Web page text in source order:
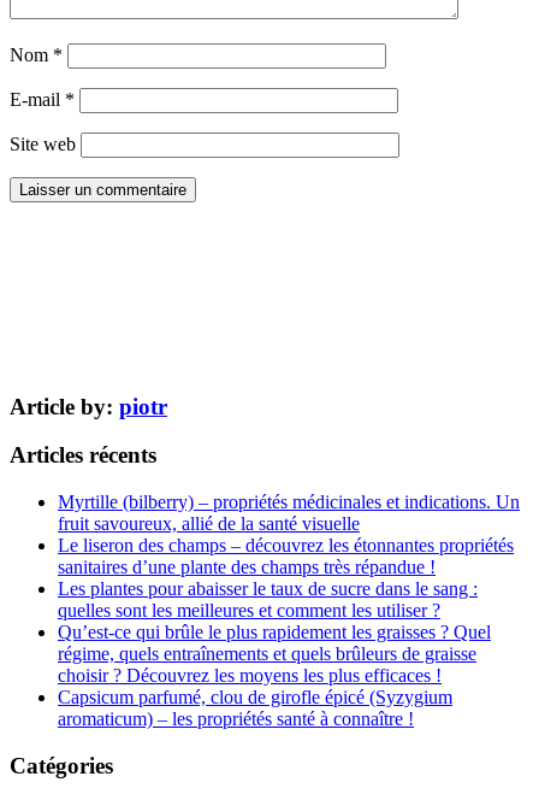
Nom *
E-mail *
Site web
Article by: piotr
Articles récents
Myrtille (bilberry) – propriétés médicinales et indications. Un
fruit savoureux, allié de la santé visuelle
Le liseron des champs – découvrez les étonnantes propriétés
sanitaires d’une plante des champs très répandue !
Les plantes pour abaisser le taux de sucre dans le sang :
quelles sont les meilleures et comment les utiliser ?
Qu’est-ce qui brûle le plus rapidement les graisses ? Quel
régime, quels entraînements et quels brûleurs de graisse
choisir ? Découvrez les moyens les plus efficaces !
Capsicum parfumé, clou de girofle épicé (Syzygium
aromaticum) – les propriétés santé à connaître !
Catégories